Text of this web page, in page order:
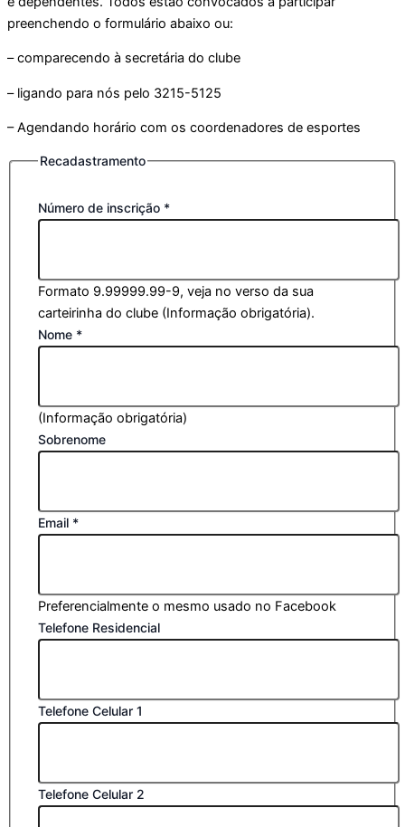
preenchendo o formulário abaixo ou:
– comparecendo à secretária do clube
– ligando para nós pelo 3215-5125
– Agendando horário com os coordenadores de esportes
Recadastramento
Número de inscrição *
Formato 9.99999.99-9, veja no verso da sua
carteirinha do clube (Informação obrigatória).
Nome *
(Informação obrigatória)
Sobrenome
Email *
Preferencialmente o mesmo usado no Facebook
Telefone Residencial
Telefone Celular 1
Telefone Celular 2